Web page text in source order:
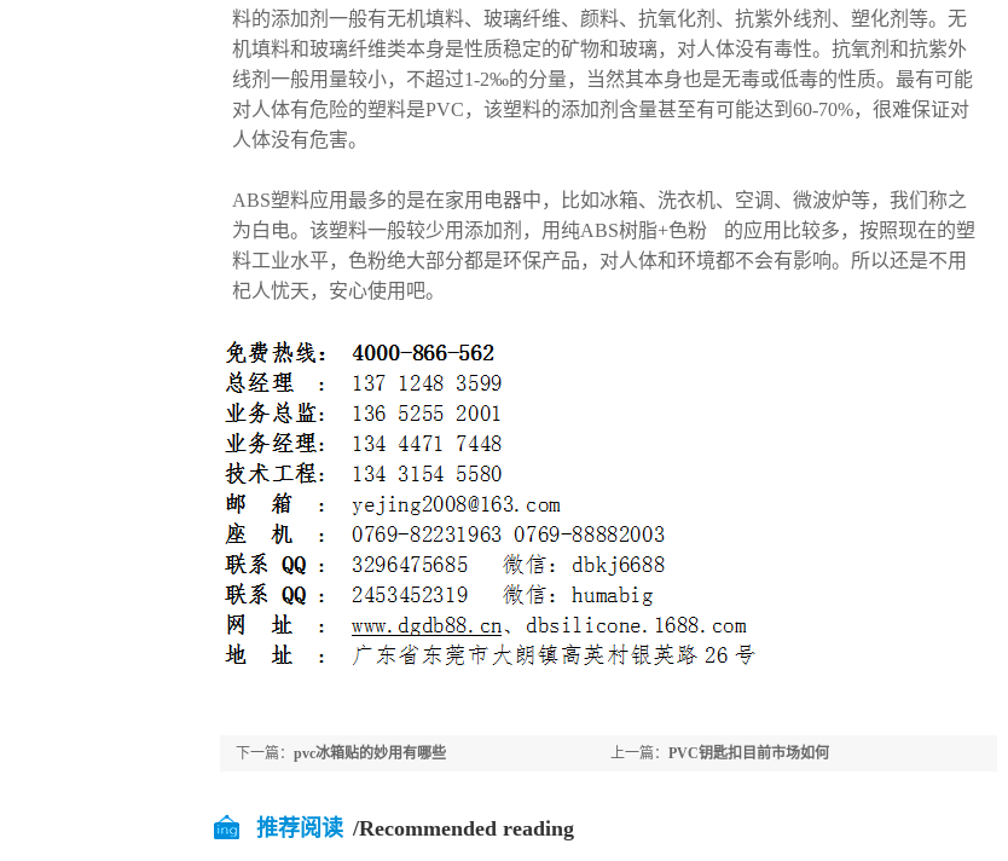
料的添加剂一般有无机填料、玻璃纤维、颜料、抗氧化剂、抗紫外线剂、塑化剂等。无
机填料和玻璃纤维类本身是性质稳定的矿物和玻璃，对人体没有毒性。抗氧剂和抗紫外
线剂一般用量较小，不超过1-2‰的分量，当然其本身也是无毒或低毒的性质。最有可能
对人体有危险的塑料是PVC，该塑料的添加剂含量甚至有可能达到60-70%，很难保证对
人体没有危害。
ABS塑料应用最多的是在家用电器中，比如冰箱、洗衣机、空调、微波炉等，我们称之
为白电。该塑料一般较少用添加剂，用纯ABS树脂+色粉 的应用比较多，按照现在的塑
料工业水平，色粉绝大部分都是环保产品，对人体和环境都不会有影响。所以还是不用
杞人忧天，安心使用吧。
上一篇： PVC钥匙扣目前市场如何
下一篇： pvc冰箱贴的妙用有哪些
推荐阅读 /Recommended reading